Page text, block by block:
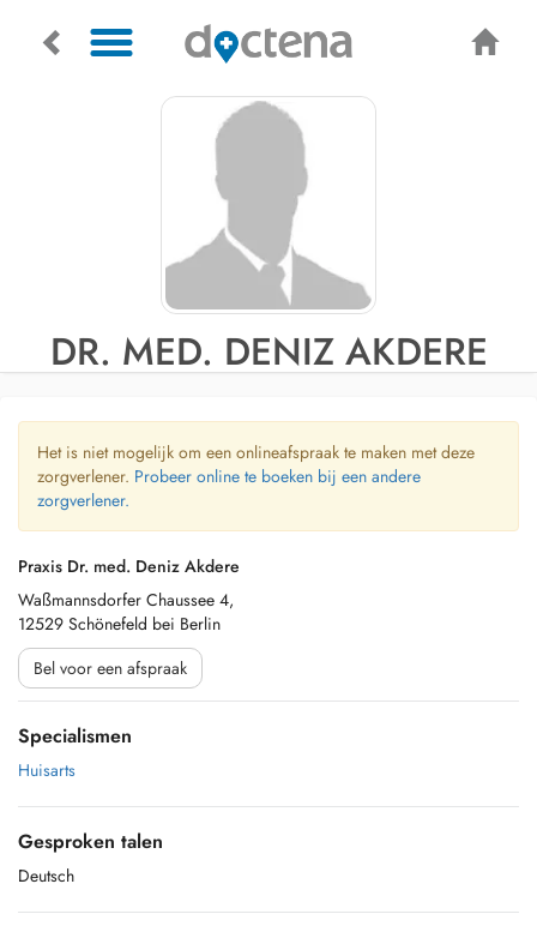
DR. MED. DENIZ AKDERE
Het is niet mogelijk om een onlineafspraak te maken met deze
zorgverlener. Probeer online te boeken bij een andere
zorgverlener.
Praxis Dr. med. Deniz Akdere
Waßmannsdorfer Chaussee 4,
12529 Schönefeld bei Berlin
Bel voor een afspraak
Specialismen
Huisarts
Gesproken talen
Deutsch